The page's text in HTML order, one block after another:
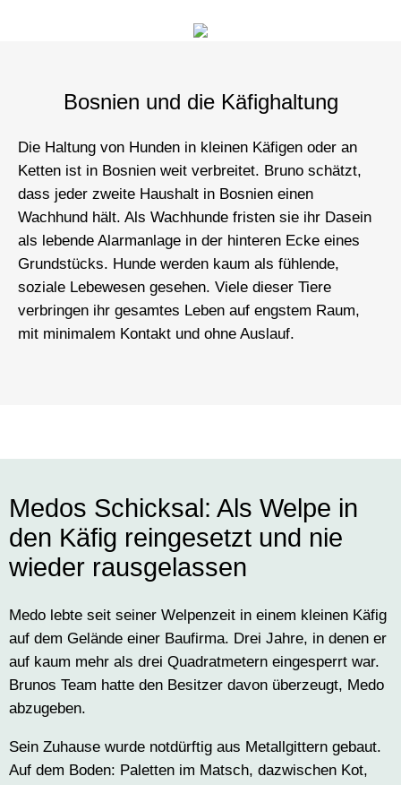
Bosnien und die Käfighaltung
Die Haltung von Hunden in kleinen Käfigen oder an
Ketten ist in Bosnien weit verbreitet. Bruno schätzt,
dass jeder zweite Haushalt in Bosnien einen
Wachhund hält. Als Wachhunde fristen sie ihr Dasein
als lebende Alarmanlage in der hinteren Ecke eines
Grundstücks. Hunde werden kaum als fühlende,
soziale Lebewesen gesehen. Viele dieser Tiere
verbringen ihr gesamtes Leben auf engstem Raum,
mit minimalem Kontakt und ohne Auslauf.
Medos Schicksal: Als Welpe in
den Käfig reingesetzt und nie
wieder rausgelassen
Medo lebte seit seiner Welpenzeit in einem kleinen Käfig
auf dem Gelände einer Baufirma. Drei Jahre, in denen er
auf kaum mehr als drei Quadratmetern eingesperrt war.
Brunos Team hatte den Besitzer davon überzeugt, Medo
abzugeben.
Sein Zuhause wurde notdürftig aus Metallgittern gebaut.
Auf dem Boden: Paletten im Matsch, dazwischen Kot,